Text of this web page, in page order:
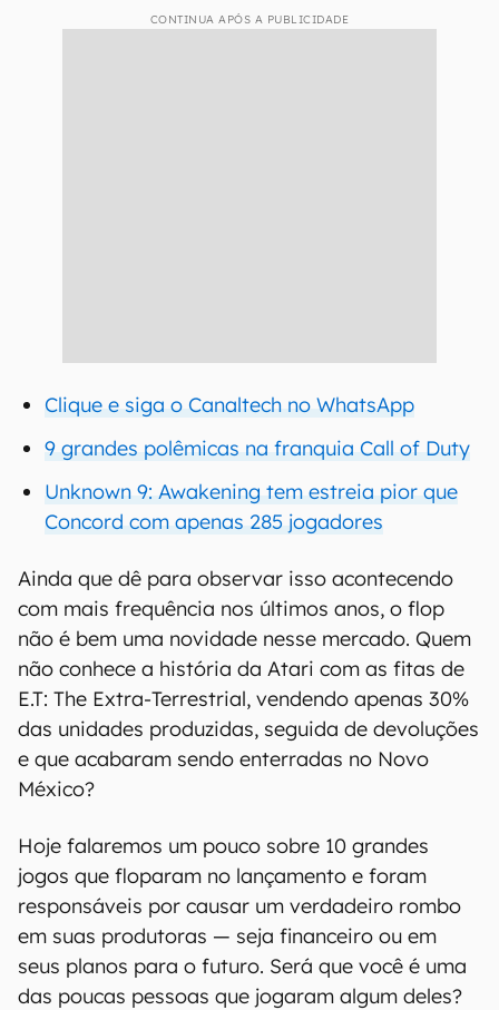
CONTINUA APÓS A PUBLICIDADE
Clique e siga o Canaltech no WhatsApp
9 grandes polêmicas na franquia Call of Duty
Unknown 9: Awakening tem estreia pior que
Concord com apenas 285 jogadores
Ainda que dê para observar isso acontecendo
com mais frequência nos últimos anos, o flop
não é bem uma novidade nesse mercado. Quem
não conhece a história da Atari com as fitas de
E.T: The Extra-Terrestrial, vendendo apenas 30%
das unidades produzidas, seguida de devoluções
e que acabaram sendo enterradas no Novo
México?
Hoje falaremos um pouco sobre 10 grandes
jogos que floparam no lançamento e foram
responsáveis por causar um verdadeiro rombo
em suas produtoras — seja financeiro ou em
seus planos para o futuro. Será que você é uma
das poucas pessoas que jogaram algum deles?